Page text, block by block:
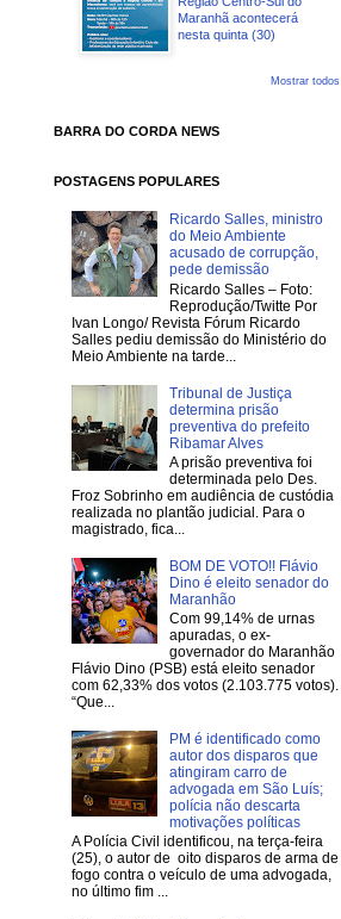
Maranhã acontecerá
nesta quinta (30)
Mostrar todos
BARRA DO CORDA NEWS
POSTAGENS POPULARES
Ricardo Salles, ministro
do Meio Ambiente
acusado de corrupção,
pede demissão
Ricardo Salles – Foto:
Reprodução/Twitte Por
Ivan Longo/ Revista Fórum Ricardo
Salles pediu demissão do Ministério do
Meio Ambiente na tarde...
Tribunal de Justiça
determina prisão
preventiva do prefeito
Ribamar Alves
A prisão preventiva foi
determinada pelo Des.
Froz Sobrinho em audiência de custódia
realizada no plantão judicial. Para o
magistrado, fica...
BOM DE VOTO!! Flávio
Dino é eleito senador do
Maranhão
Com 99,14% de urnas
apuradas, o ex-
governador do Maranhão
Flávio Dino (PSB) está eleito senador
com 62,33% dos votos (2.103.775 votos).
“Que...
PM é identificado como
autor dos disparos que
atingiram carro de
advogada em São Luís;
polícia não descarta
motivações políticas
A Polícia Civil identificou, na terça-feira
(25), o autor de oito disparos de arma de
fogo contra o veículo de uma advogada,
no último fim ...